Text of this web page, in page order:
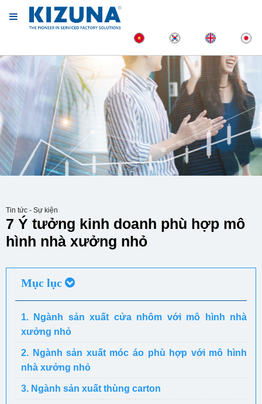
Tin tức - Sự kiện
7 Ý tưởng kinh doanh phù hợp mô
hình nhà xưởng nhỏ
Mục lục
1. Ngành sản xuất cửa nhôm với mô hình nhà
xưởng nhỏ
2. Ngành sản xuất móc áo phù hợp với mô hình
nhà xưởng nhỏ
3. Ngành sản xuất thùng carton